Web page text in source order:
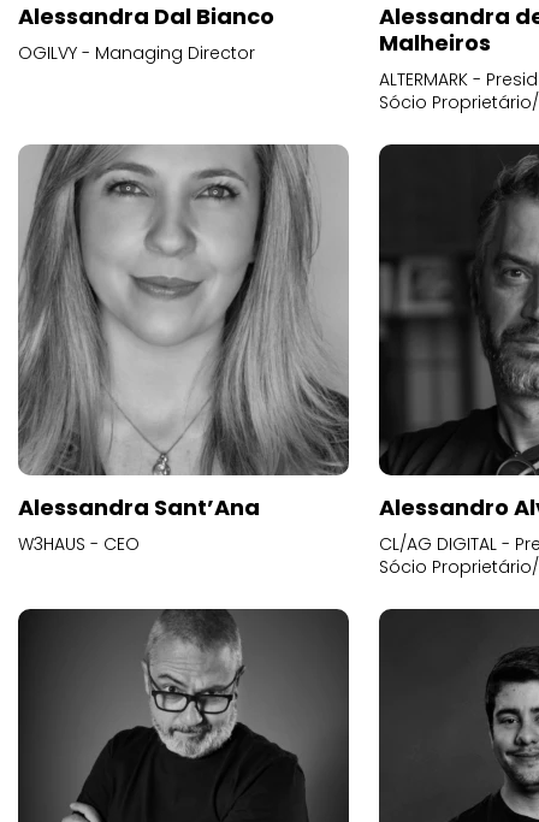
Alessandra Dal Bianco
OGILVY - Managing Director
Alessandra
Malheiros
ALTERMARK -
Sócio
Alessandra Sant’Ana
W3HAUS - CEO
Alessandro
CL/AG DIGITAL -
Sócio